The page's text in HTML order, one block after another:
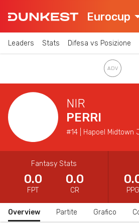
Eurocup
Leaders Stats Difesa vs Posizione
NIR
PERRI
#14 | Hapoel Midtown
Fantasy Stats
0.0
FPT
0.0
CR PPG
Overview Partite Grafico